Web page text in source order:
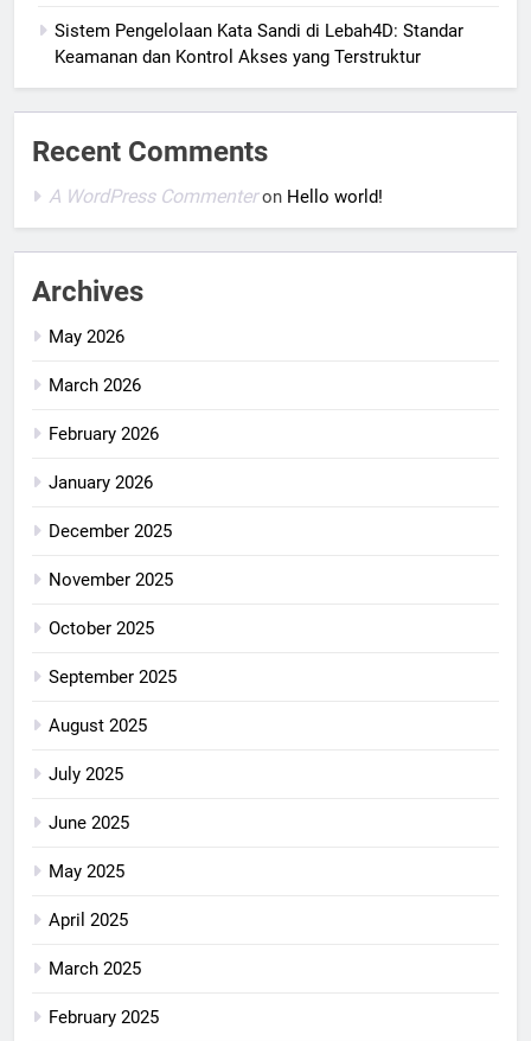
Sistem Pengelolaan Kata Sandi di Lebah4D: Standar
Keamanan dan Kontrol Akses yang Terstruktur
Recent Comments
A WordPress Commenteron Hello world!
Archives
May 2026
March 2026
February 2026
January 2026
December 2025
November 2025
October 2025
September 2025
August 2025
July 2025
June 2025
May 2025
April 2025
March 2025
February 2025